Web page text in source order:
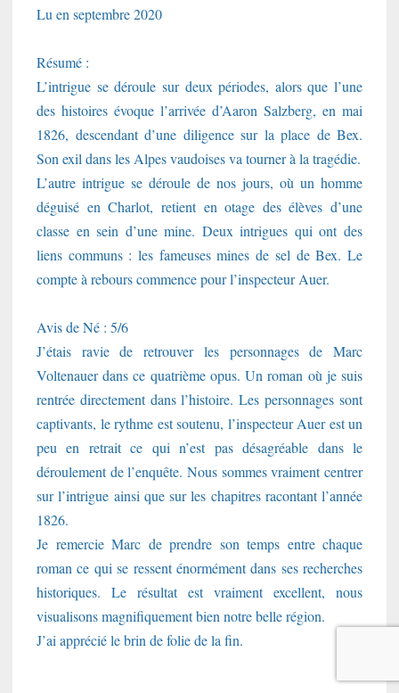
Lu en septembre 2020
Résumé :
L’intrigue se déroule sur deux périodes, alors que l’une
des histoires évoque l’arrivée d’Aaron Salzberg, en mai
1826, descendant d’une diligence sur la place de Bex.
Son exil dans les Alpes vaudoises va tourner à la tragédie.
L’autre intrigue se déroule de nos jours, où un homme
déguisé en Charlot, retient en otage des élèves d’une
classe en sein d’une mine. Deux intrigues qui ont des
liens communs : les fameuses mines de sel de Bex. Le
compte à rebours commence pour l’inspecteur Auer.
Avis de Né : 5/6
J’étais ravie de retrouver les personnages de Marc
Voltenauer dans ce quatrième opus. Un roman où je suis
rentrée directement dans l’histoire. Les personnages sont
captivants, le rythme est soutenu, l’inspecteur Auer est un
peu en retrait ce qui n’est pas désagréable dans le
déroulement de l’enquête. Nous sommes vraiment centrer
sur l’intrigue ainsi que sur les chapitres racontant l’année
1826.
Je remercie Marc de prendre son temps entre chaque
roman ce qui se ressent énormément dans ses recherches
historiques. Le résultat est vraiment excellent, nous
visualisons magnifiquement bien notre belle région.
J’ai apprécié le brin de folie de la fin.